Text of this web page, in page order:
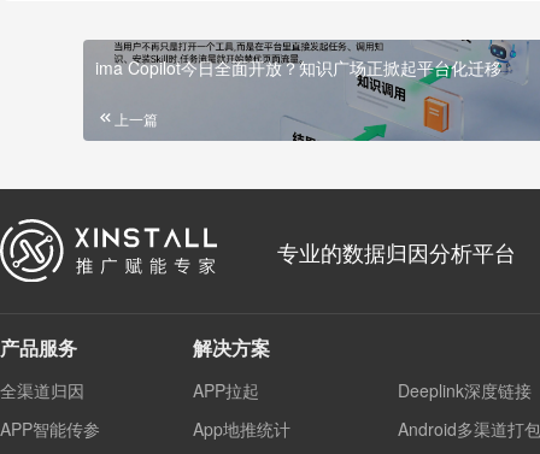
ima Copilot今日全面开放？知识广场正掀起平台化迁移
上一篇
专业的数据归因分析平台
产品服务
全渠道归因
APP智能传参
解决方案
APP拉起
Deeplink深度链接
App地推统计
Android多渠道打包